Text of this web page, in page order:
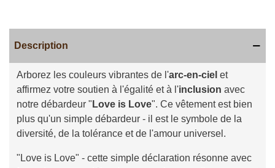
Description
Arborez les couleurs vibrantes de l'arc-en-ciel et
affirmez votre soutien à l'égalité et à l'inclusion avec
notre débardeur " Love is Love". Ce vêtement est bien
plus qu'un simple débardeur - il est le symbole de la
diversité, de la tolérance et de l'amour universel.
"Love is Love" - cette simple déclaration résonne avec